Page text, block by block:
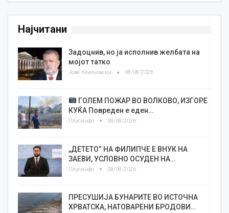
Најчитани
Задоцнив, но ја исполнив желбата на
мојот татко
Јове Кекеновски 08/08/2026
ГОЛЕМ ПОЖАР ВО ВОЛКОВО, ИЗГОРЕ
КУЌА Повреден е еден…
Плусинфо 08/08/2026
„ДЕТЕТО“ НА ФИЛИПЧЕ Е ВНУК НА
ЗАЕВИ, УСЛОВНО ОСУДЕН НА…
Плусинфо 08/08/2026
ПРЕСУШИЈА БУНАРИТЕ ВО ИСТОЧНА
ХРВАТСКА, НАТОВАРЕНИ БРОДОВИ…